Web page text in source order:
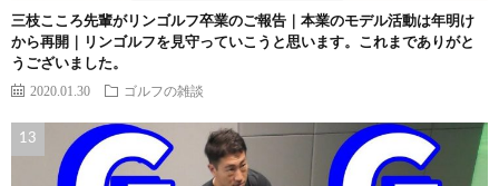
三枝こころ先輩がリンゴルフ卒業のご報告｜本業のモデル活動は年明け
から再開｜リンゴルフを見守っていこうと思います。これまでありがと
うございました。
2020.01.30 ゴルフの雑談